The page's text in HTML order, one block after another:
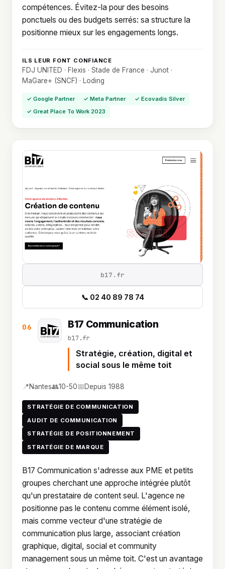
compétences. Évitez-la pour des besoins
ponctuels ou des budgets serrés: sa structure la
positionne mieux sur les engagements longs.
ILS LEUR FONT CONFIANCE
FDJ UNITED · Flexis · Stade de France · Junot ·
MaGare+ (SNCF) · Loding
✓ Google Partner ✓ Meta Partner
✓ Ecovadis Silver
✓ Great Place To Work 2023
06 B17 Communication
b17.fr
Stratégie, création, digital et
social sous le même toit
📍Nantes👥10-50📅Depuis 1988
STRATÉGIE DE COMMUNICATION
AUDIT DE COMMUNICATION
STRATÉGIE DE POSITIONNEMENT
STRATÉGIE DE MARQUE
B17 Communication s'adresse aux PME et petits
groupes cherchant une approche intégrée plutôt
qu'un prestataire de content seul. L'agence ne
positionne pas le contenu comme élément isolé,
mais comme vecteur d'une stratégie de
communication plus large, associant création
graphique, digital, social et community
management sous un même toit. C'est un avantage
b17.fr
📞 02 40 89 78 74